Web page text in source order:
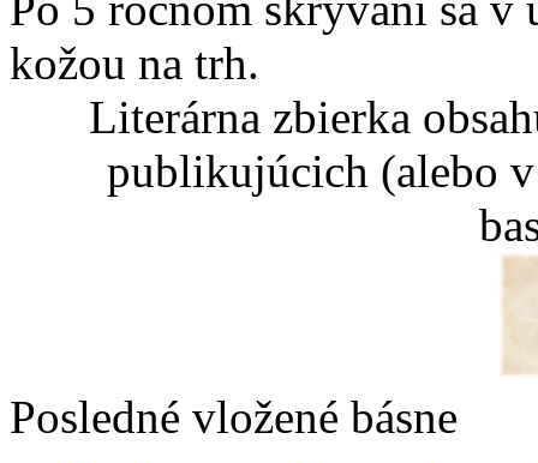
kožou na trh.
Literárna zbierka
publikujúcich (alebo
Posledné vložené básne